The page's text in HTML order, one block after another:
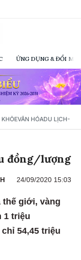
ỨNG DỤNG & ĐỔI
KHỎEVĂN HÓADU LỊCH-
đồng/lượng
24/09/2020 15:03
thế giới, vàng
1 triệu
54,45 triệu